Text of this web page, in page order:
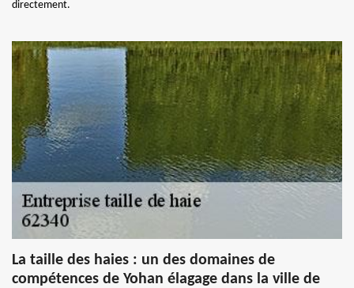
directement.
La taille des haies : un des domaines de
compétences de Yohan élagage dans la ville de